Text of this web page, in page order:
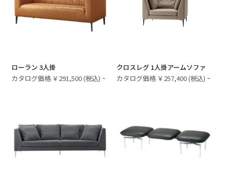
ローラン 3人掛
カタログ価格 ￥291,500 (税込) ~
クロスレグ 1人掛アームソファ
カタログ価格 ￥257,400 (税込) ~